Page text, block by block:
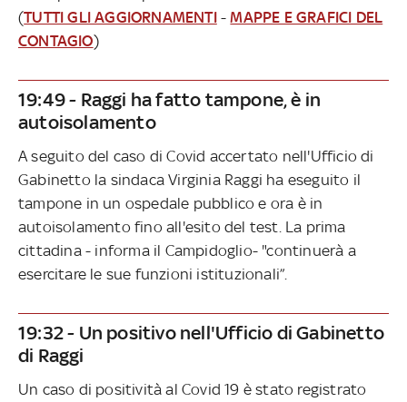
(TUTTI GLI AGGIORNAMENTI-MAPPE E GRAFICI DEL
CONTAGIO)
19:49 - Raggi ha fatto tampone, è in
autoisolamento
A seguito del caso di Covid accertato nell'Ufficio di
Gabinetto la sindaca Virginia Raggi ha eseguito il
tampone in un ospedale pubblico e ora è in
autoisolamento fino all'esito del test. La prima
cittadina - informa il Campidoglio- "continuerà a
esercitare le sue funzioni istituzionali”.
19:32 - Un positivo nell'Ufficio di Gabinetto
di Raggi
Un caso di positività al Covid 19 è stato registrato